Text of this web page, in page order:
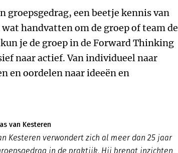
groepsgedrag, een beetje kennis van
handvatten om de groep of team de
je de groep in de Forward Thinking
naar actief. Van individueel naar
en oordelen naar ideeën en
van Kesteren
Kesteren verwondert zich al meer dan 25 jaar
in de praktijk. Hij brengt inzichten